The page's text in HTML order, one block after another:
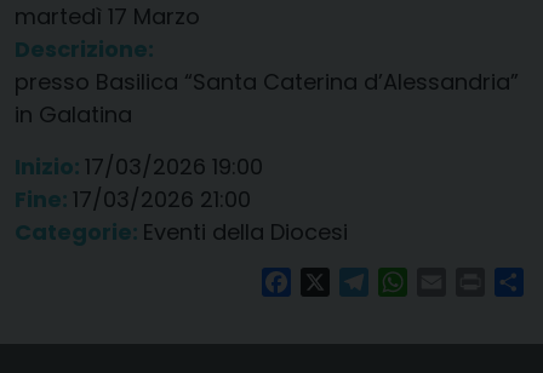
martedì 17 Marzo
Descrizione:
presso Basilica “Santa Caterina d’Alessandria”
in Galatina
Inizio: 17/03/2026 19:00
Fine: 17/03/2026 21:00
Categorie: Eventi della Diocesi
FacebookTelegramWhatsAppPrint